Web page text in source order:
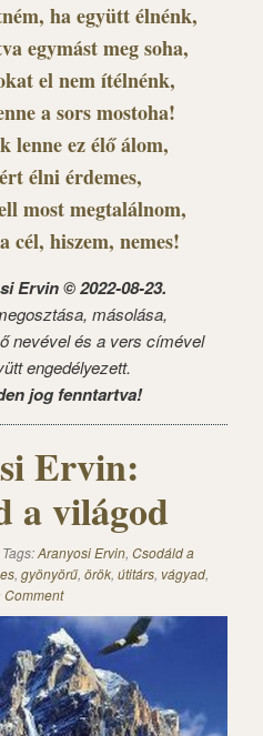
ha együtt élnénk,
egymást meg soha,
el nem ítélnénk,
a sors mostoha!
lenne ez élő álom,
élni érdemes,
most megtalálnom,
cél, hiszem, nemes!
Ervin © 2022-08-23.
másolása,
nevével és a vers címével
engedélyezett.
jog fenntartva!
Ervin:
a világod
Tags:Aranyosi Ervin, Csodáld a
, gyönyörű, örök, útitárs, vágyad,
Comment